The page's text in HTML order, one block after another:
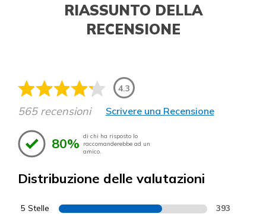
RIASSUNTO DELLA
RECENSIONE
4.3
565 recensioni Scrivere una Recensione
80% di chi ha risposto lo
raccomanderebbe ad un
amico.
Distribuzione delle valutazioni
5 Stelle 393